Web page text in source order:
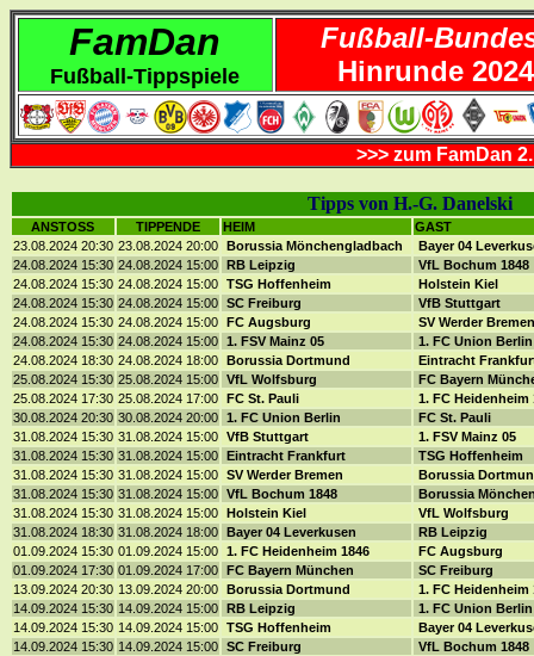
FamDan
Fußball-Tippspiele
Fußball-
Hinrunde
>>> zum FamDan
Tipps von H.-G. Danelski
ANSTOSS TIPPENDE HEIM
GAST
23.08.2024 20:30 23.08.2024 20:00 Borussia Mönchengladbach
Bayer 04
24.08.2024 15:30 24.08.2024 15:00 RB Leipzig
VfL Bochum 1848
24.08.2024 15:30 24.08.2024 15:00 TSG Hoffenheim
Holstein Kiel
24.08.2024 15:30 24.08.2024 15:00 SC Freiburg
VfB Stuttgart
24.08.2024 15:30 24.08.2024 15:00 FC Augsburg
SV Werder
24.08.2024 15:30 24.08.2024 15:00 1. FSV Mainz 05
1. FC Union
24.08.2024 18:30 24.08.2024 18:00 Borussia Dortmund
Eintracht
25.08.2024 15:30 25.08.2024 15:00 VfL Wolfsburg
FC Bayern
25.08.2024 17:30 25.08.2024 17:00 FC St. Pauli
1. FC Heidenheim
30.08.2024 20:30 30.08.2024 20:00 1. FC Union Berlin
FC St. Pauli
31.08.2024 15:30 31.08.2024 15:00 VfB Stuttgart
1. FSV Mainz 05
31.08.2024 15:30 31.08.2024 15:00 Eintracht Frankfurt
TSG Hoffenheim
31.08.2024 15:30 31.08.2024 15:00 SV Werder Bremen
Borussia
31.08.2024 15:30 31.08.2024 15:00 VfL Bochum 1848
Borussia
31.08.2024 15:30 31.08.2024 15:00 Holstein Kiel
VfL Wolfsburg
31.08.2024 18:30 31.08.2024 18:00 Bayer 04 Leverkusen
RB Leipzig
01.09.2024 15:30 01.09.2024 15:00 1. FC Heidenheim 1846
FC Augsburg
01.09.2024 17:30 01.09.2024 17:00 FC Bayern München
SC Freiburg
13.09.2024 20:30 13.09.2024 20:00 Borussia Dortmund
1. FC Heidenheim
14.09.2024 15:30 14.09.2024 15:00 RB Leipzig
1. FC Union
14.09.2024 15:30 14.09.2024 15:00 TSG Hoffenheim
Bayer 04
14.09.2024 15:30 14.09.2024 15:00 SC Freiburg
VfL Bochum 1848